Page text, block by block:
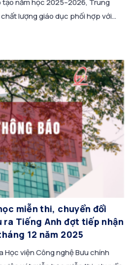
năm học 2025–2026, Trung
lượng giáo dục phối hợp với
cập nhật và rà soát điểm học
miễn thi, chuyển đổi
ra Tiếng Anh đợt tiếp nhận
12 năm 2025
Học viện Công nghệ Bưu chính